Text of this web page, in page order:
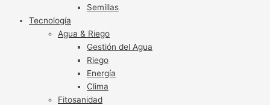
Semillas
Tecnología
Agua & Riego
Gestión del Agua
Riego
Energía
Clima
Fitosanidad